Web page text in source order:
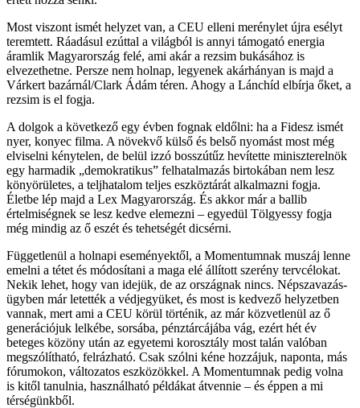
Most viszont ismét helyzet van, a CEU elleni merénylet újra esélyt
teremtett. Ráadásul ezúttal a világból is annyi támogató energia
áramlik Magyarország felé, ami akár a rezsim bukásához is
elvezethetne. Persze nem holnap, legyenek akárhányan is majd a
Várkert bazárnál/Clark Ádám téren. Ahogy a Lánchíd elbírja őket, a
rezsim is el fogja.
A dolgok a következő egy évben fognak eldőlni: ha a Fidesz ismét
nyer, konyec filma. A növekvő külső és belső nyomást most még
elviselni kénytelen, de belül izzó bosszútűz hevítette miniszterelnök
egy harmadik „demokratikus” felhatalmazás birtokában nem lesz
könyörületes, a teljhatalom teljes eszköztárát alkalmazni fogja.
Életbe lép majd a Lex Magyarország. És akkor már a ballib
értelmiségnek se lesz kedve elemezni – egyedül Tölgyessy fogja
még mindig az ő eszét és tehetségét dicsérni.
Függetlenül a holnapi eseményektől, a Momentumnak muszáj lenne
emelni a tétet és módosítani a maga elé állított szerény tervcélokat.
Nekik lehet, hogy van idejük, de az országnak nincs. Népszavazás-
ügyben már letették a védjegyüket, és most is kedvező helyzetben
vannak, mert ami a CEU körül történik, az már közvetlenül az ő
generációjuk lelkébe, sorsába, pénztárcájába vág, ezért hét év
beteges közöny után az egyetemi korosztály most talán valóban
megszólítható, felrázható. Csak szólni kéne hozzájuk, naponta, más
fórumokon, változatos eszközökkel. A Momentumnak pedig volna
is kitől tanulnia, használható példákat átvennie – és éppen a mi
térségünkből.